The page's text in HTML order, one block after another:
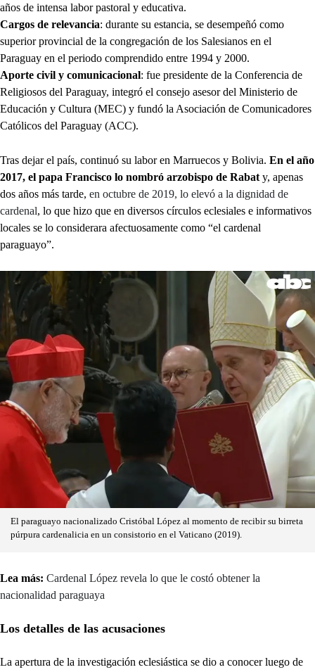
años de intensa labor pastoral y educativa.
Cargos de relevancia: durante su estancia, se desempeñó como
superior provincial de la congregación de los Salesianos en el
Paraguay en el periodo comprendido entre 1994 y 2000.
Aporte civil y comunicacional: fue presidente de la Conferencia de
Religiosos del Paraguay, integró el consejo asesor del Ministerio de
Educación y Cultura (MEC) y fundó la Asociación de Comunicadores
Católicos del Paraguay (ACC).
Tras dejar el país, continuó su labor en Marruecos y Bolivia. En el año
2017, el papa Francisco lo nombró arzobispo de Rabat y, apenas
dos años más tarde, en octubre de 2019, lo elevó a la dignidad de
cardenal, lo que hizo que en diversos círculos eclesiales e informativos
locales se lo considerara afectuosamente como “el cardenal
paraguayo”.
El paraguayo nacionalizado Cristóbal López al momento de recibir su birreta
púrpura cardenalicia en un consistorio en el Vaticano (2019).
Lea más: Cardenal López revela lo que le costó obtener la
nacionalidad paraguaya
Los detalles de las acusaciones
La apertura de la investigación eclesiástica se dio a conocer luego de